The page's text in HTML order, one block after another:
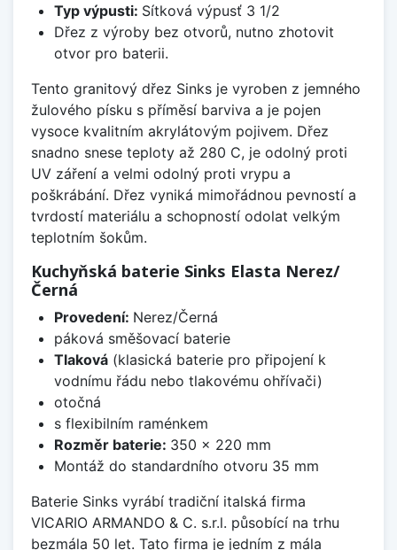
Typ výpusti: Sítková výpusť 3 1/2
Dřez z výroby bez otvorů, nutno zhotovit
otvor pro baterii.
Tento granitový dřez Sinks je vyroben z jemného
žulového písku s příměsí barviva a je pojen
vysoce kvalitním akrylátovým pojivem. Dřez
snadno snese teploty až 280 C, je odolný proti
UV záření a velmi odolný proti vrypu a
poškrábání. Dřez vyniká mimořádnou pevností a
tvrdostí materiálu a schopností odolat velkým
teplotním šokům.
Kuchyňská baterie Sinks Elasta Nerez/
Černá
Provedení: Nerez/Černá
páková směšovací baterie
Tlaková(klasická baterie pro připojení k
vodnímu řádu nebo tlakovému ohřívači)
otočná
s flexibilním raménkem
Rozměr baterie: 350 x 220 mm
Montáž do standardního otvoru 35 mm
Baterie Sinks vyrábí tradiční italská firma
VICARIO ARMANDO & C. s.r.l. působící na trhu
bezmála 50 let. Tato firma je jedním z mála